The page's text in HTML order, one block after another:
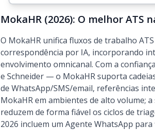
MokaHR (2026): O melhor
O MokaHR unifica fluxos de trabalho
correspondência por IA, incorporando
envolvimento omnicanal. Com a
e Schneider — o MokaHR suporta
de WhatsApp/SMS/email, referências
MokaHR em ambientes de alto volume;
reduzem de forma fiável os ciclos de
2026 incluem um Agente WhatsApp